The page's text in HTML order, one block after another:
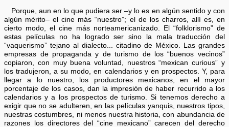
Porque, aun en lo que pudiera ser –y lo es en algún sentido y con
algún mérito– el cine más “nuestro”; el de los charros, allí es, en
cierto modo, el cine más norteamericanizado. El “folklorismo” de
estas películas no ha logrado ser sino la mala traducción del
“vaquerismo” tejano al dialecto... citadino de México. Las grandes
empresas de propaganda y de turismo de los “buenos vecinos”
copiaron, con muy buena voluntad, nuestros “mexican curious” y
los tradujeron, a su modo, en calendarios y en prospectos. Y, para
llegar a lo nuestro, los productores mexicanos, en el mayor
porcentaje de los casos, dan la impresión de haber recurrido a los
calendarios y a los prospectos de turismo. Si tenemos derecho a
exigir que no se adulteren, en las películas yanquis, nuestros tipos,
nuestras costumbres, ni menos nuestra historia, con abundancia de
razones los directores del “cine mexicano” carecen del derecho